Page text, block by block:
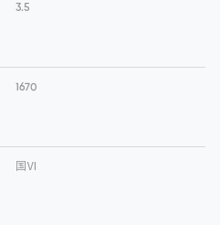
3.5
1670
国Ⅵ